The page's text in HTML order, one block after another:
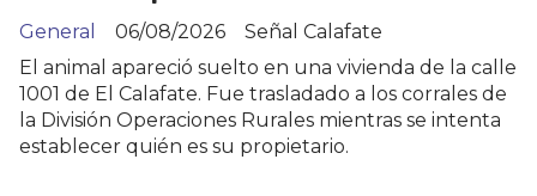
Señal Calafate
General
06/08/2026
El animal apareció suelto en una vivienda de la calle
1001 de El Calafate. Fue trasladado a los corrales de
la División Operaciones Rurales mientras se intenta
establecer quién es su propietario.